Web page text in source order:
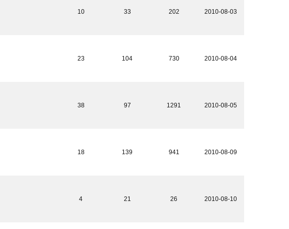
10
33 202 2010-08-03
23
104 730 2010-08-04
38
97 1291 2010-08-05
18
139 941 2010-08-09
4
21 26 2010-08-10